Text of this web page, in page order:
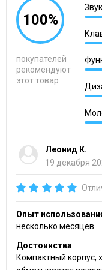
100%
покупателей
рекомендуют
этот товар
Звук
Леонид К.
19 декабря
Опыт
несколько месяцев
Достоинства
Компактный корпус,